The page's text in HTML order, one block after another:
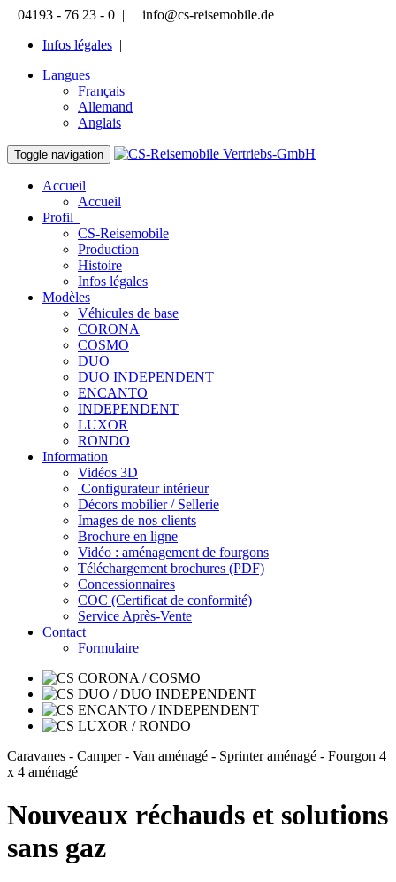
04193 - 76 23 - 0 |
info@cs-reisemobile.de
Infos légales |
Langues
Français
Allemand
Anglais
Toggle navigation
Accueil
Accueil
Profil
CS-Reisemobile
Production
Histoire
Infos légales
Modèles
Véhicules de base
CORONA
COSMO
DUO
DUO INDEPENDENT
ENCANTO
INDEPENDENT
LUXOR
RONDO
Information
Vidéos 3D
Configurateur intérieur
Décors mobilier / Sellerie
Images de nos clients
Brochure en ligne
Vidéo : aménagement de fourgons
Téléchargement brochures (PDF)
Concessionnaires
COC (Certificat de conformité)
Service Après-Vente
Contact
Formulaire
Caravanes - Camper - Van aménagé - Sprinter aménagé - Fourgon 4
x 4 aménagé
Nouveaux réchauds et solutions
sans gaz